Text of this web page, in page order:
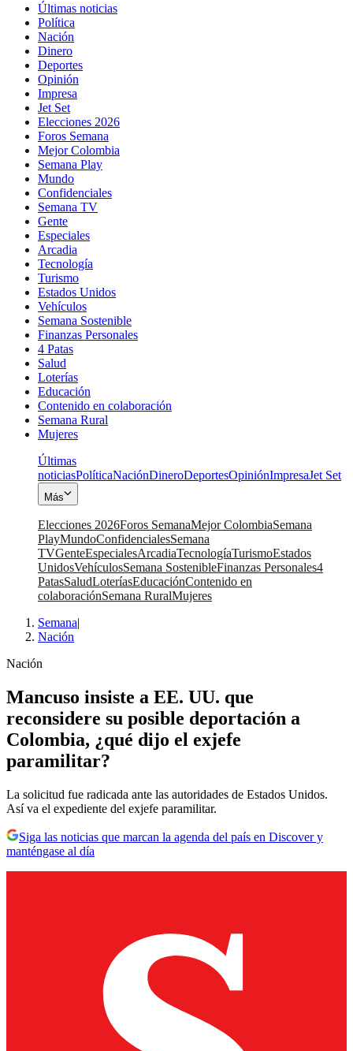
Últimas noticias
Política
Nación
Dinero
Deportes
Opinión
Impresa
Jet Set
Elecciones 2026
Foros Semana
Mejor Colombia
Semana Play
Mundo
Confidenciales
Semana TV
Gente
Especiales
Arcadia
Tecnología
Turismo
Estados Unidos
Vehículos
Semana Sostenible
Finanzas Personales
4 Patas
Salud
Loterías
Educación
Contenido en colaboración
Semana Rural
Mujeres
Últimas
noticiasPolíticaNaciónDineroDeportesOpiniónImpresaJet Set
Más
Elecciones 2026Foros SemanaMejor ColombiaSemana
PlayMundoConfidencialesSemana
TVGenteEspecialesArcadiaTecnologíaTurismoEstados
UnidosVehículosSemana SostenibleFinanzas Personales4
PatasSaludLoteríasEducaciónContenido en
colaboraciónSemana RuralMujeres
Semana|
Nación
Nación
Mancuso insiste a EE. UU. que
reconsidere su posible deportación a
Colombia, ¿qué dijo el exjefe
paramilitar?
La solicitud fue radicada ante las autoridades de Estados Unidos.
Así va el expediente del exjefe paramilitar.
Siga las noticias que marcan la agenda del país en Discover y
manténgase al día